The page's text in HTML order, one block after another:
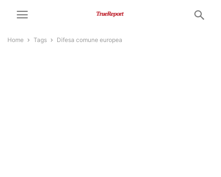
Home Tags Difesa comune europea